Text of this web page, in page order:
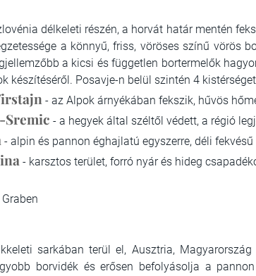
délkeleti részén, a horvát határ mentén
a könnyű, friss, vöröses színű vörös
a kicsi és független bortermelők
készítéséről. Posavje-n belül szintén 4
- az Alpok árnyékában fekszik, hűvös
Sremic - a hegyek által széltől védett, a régió
- alpin és pannon éghajlatú egyszerre, déli
- karsztos terület, forró nyár és hideg
Graben
sarkában terül el, Ausztria,
borvidék és erősen befolyásolja a